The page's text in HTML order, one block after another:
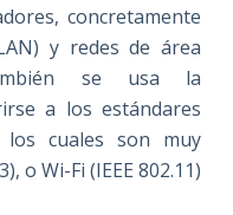
concretamente
y redes de área
se usa la
a los estándares
cuales son muy
o Wi-Fi (IEEE 802.11)